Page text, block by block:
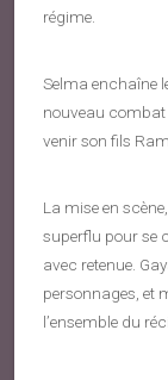
régime.
Selma enchaîne
nouveau combat
venir son fils
La mise en
superflu pour se
avec retenue.
personnages, et
l’ensemble du